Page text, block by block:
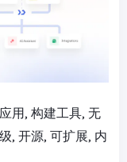
用, 构建工具, 无
, 开源, 可扩展, 内